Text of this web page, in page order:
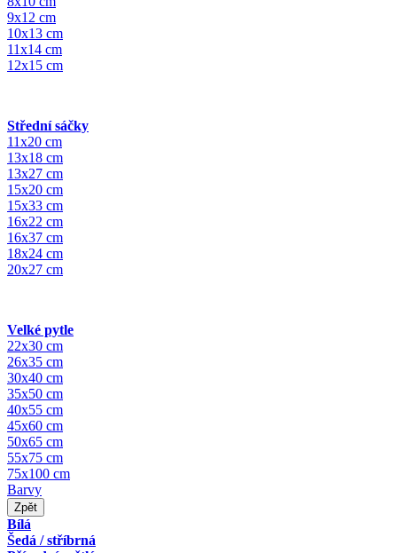
9x12 cm
10x13 cm
11x14 cm
12x15 cm
Střední sáčky
11x20 cm
13x18 cm
13x27 cm
15x20 cm
15x33 cm
16x22 cm
16x37 cm
18x24 cm
20x27 cm
Velké pytle
22x30 cm
26x35 cm
30x40 cm
35x50 cm
40x55 cm
45x60 cm
50x65 cm
55x75 cm
75x100 cm
Barvy
Zpět
Bílá
Šedá / stříbrná